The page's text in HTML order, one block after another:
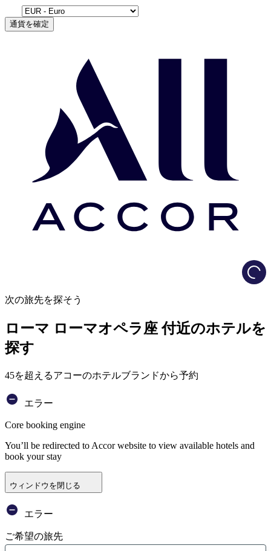
通貨を確定
次の旅先を探そう
ローマ ローマオペラ座 付近のホテルを
探す
45を超えるアコーのホテルブランドから予約
エラー
Core booking engine
You’ll be redirected to Accor website to view available hotels and
book your stay
ウィンドウを閉じる
エラー
ご希望の旅先